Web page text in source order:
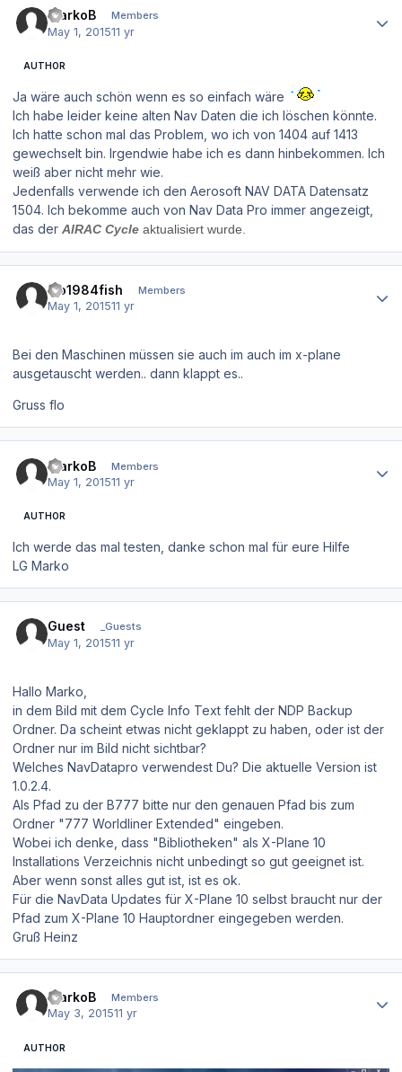
MarkoB Members
May 1, 201511 yr
AUTHOR
Ja wäre auch schön wenn es so einfach wäre
Ich habe leider keine alten Nav Daten die ich löschen könnte.
Ich hatte schon mal das Problem, wo ich von 1404 auf 1413
gewechselt bin. Irgendwie habe ich es dann hinbekommen. Ich
weiß aber nicht mehr wie.
Jedenfalls verwende ich den Aerosoft NAV DATA Datensatz
1504. Ich bekomme auch von Nav Data Pro immer angezeigt,
das der AIRAC Cycle aktualisiert wurde.
Flo1984fish Members
May 1, 201511 yr
Bei den Maschinen müssen sie auch im auch im x-plane
ausgetauscht werden.. dann klappt es..
Gruss flo
MarkoB Members
May 1, 201511 yr
AUTHOR
Ich werde das mal testen, danke schon mal für eure Hilfe
LG Marko
Guest _Guests
May 1, 201511 yr
Hallo Marko,
in dem Bild mit dem Cycle Info Text fehlt der NDP Backup
Ordner. Da scheint etwas nicht geklappt zu haben, oder ist der
Ordner nur im Bild nicht sichtbar?
Welches NavDatapro verwendest Du? Die aktuelle Version ist
1.0.2.4.
Als Pfad zu der B777 bitte nur den genauen Pfad bis zum
Ordner "777 Worldliner Extended" eingeben.
Wobei ich denke, dass "Bibliotheken" als X-Plane 10
Installations Verzeichnis nicht unbedingt so gut geeignet ist.
Aber wenn sonst alles gut ist, ist es ok.
Für die NavData Updates für X-Plane 10 selbst braucht nur der
Pfad zum X-Plane 10 Hauptordner eingegeben werden.
Gruß Heinz
MarkoB Members
May 3, 201511 yr
AUTHOR